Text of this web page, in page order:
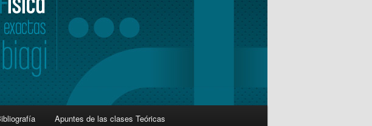
Apuntes de las clases Teóricas